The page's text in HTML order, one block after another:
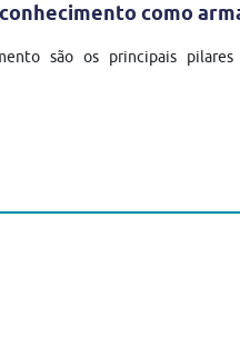
como
são os principais